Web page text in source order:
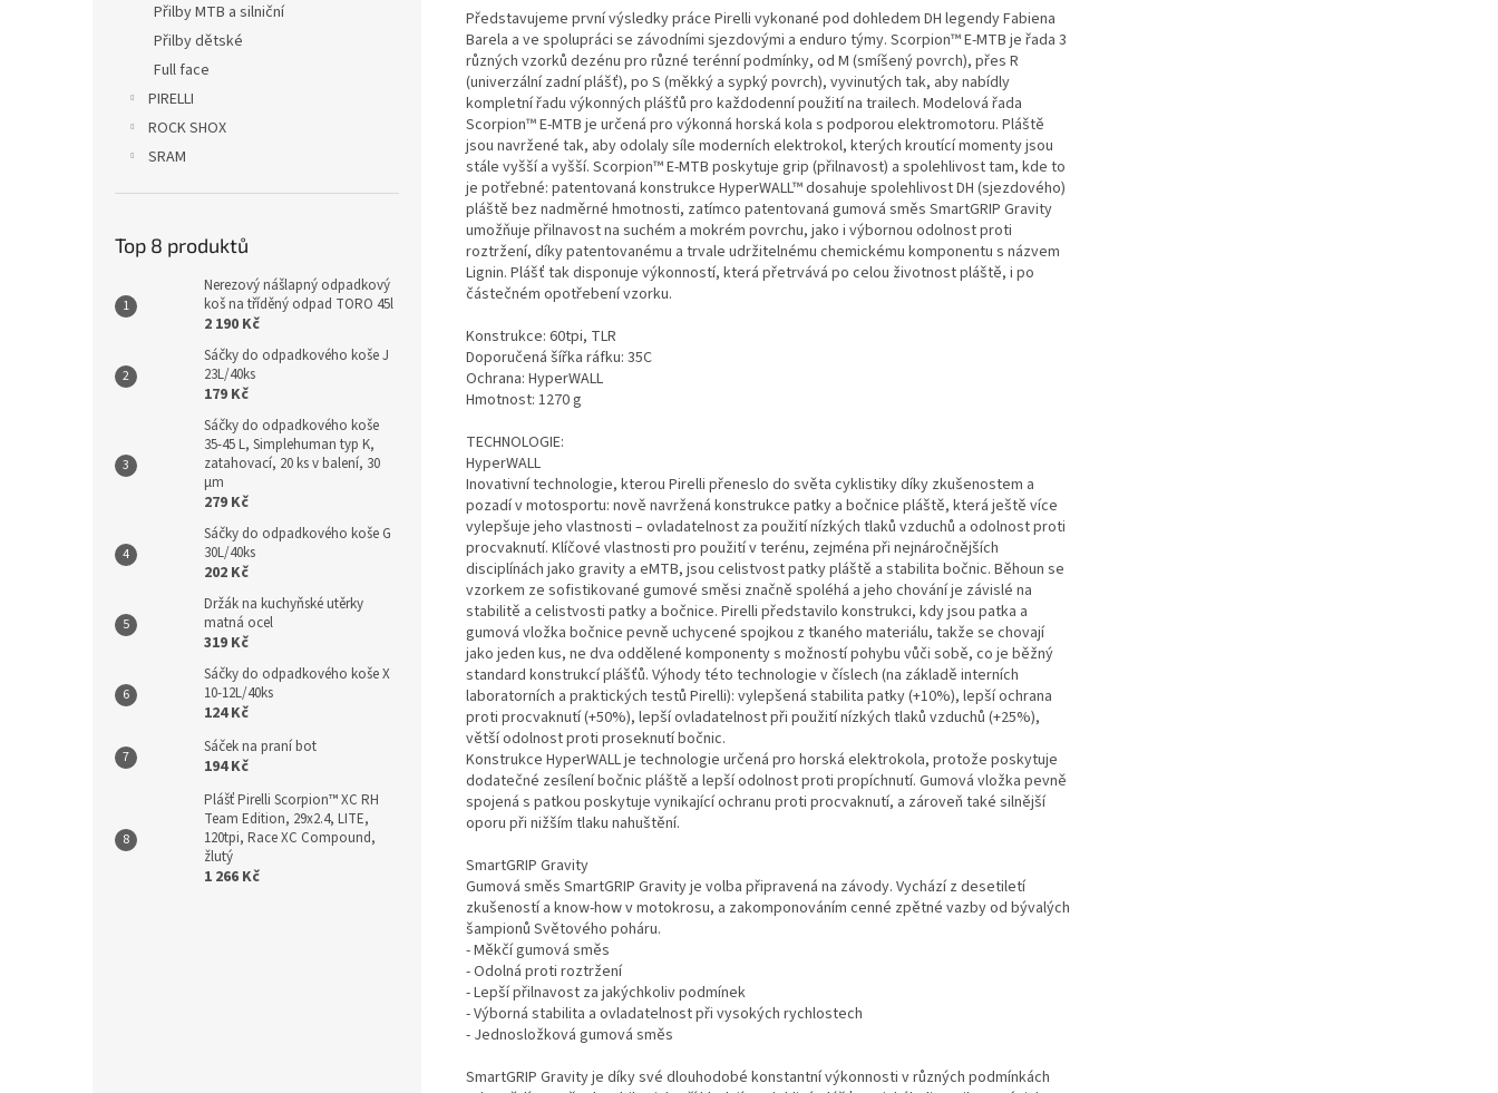
Přilby MTB a silniční
Přilby dětské
Full face
PIRELLI
ROCK SHOX
SRAM
Top 8 produktů
Nerezový nášlapný odpadkový
koš na tříděný odpad TORO 45l
2 190 Kč
Sáčky do odpadkového koše J
23L/40ks
179 Kč
Sáčky do odpadkového koše
35-45 L, Simplehuman typ K,
zatahovací, 20 ks v balení, 30
µm
279 Kč
Sáčky do odpadkového koše G
30L/40ks
202 Kč
Držák na kuchyňské utěrky
matná ocel
319 Kč
Sáčky do odpadkového koše X
10-12L/40ks
124 Kč
Sáček na praní bot
194 Kč
Plášť Pirelli Scorpion™ XC RH
Team Edition, 29x2.4, LITE,
120tpi, Race XC Compound,
žlutý
1 266 Kč
Představujeme první výsledky práce Pirelli vykonané pod dohledem DH legendy Fabiena
Barela a ve spolupráci se závodními sjezdovými a enduro týmy. Scorpion™ E-MTB je řada 3
různých vzorků dezénu pro různé terénní podmínky, od M (smíšený povrch), přes R
(univerzální zadní plášť), po S (měkký a sypký povrch), vyvinutých tak, aby nabídly
kompletní řadu výkonných plášťů pro každodenní použití na trailech. Modelová řada
Scorpion™ E-MTB je určená pro výkonná horská kola s podporou elektromotoru. Pláště
jsou navržené tak, aby odolaly síle moderních elektrokol, kterých kroutící momenty jsou
stále vyšší a vyšší. Scorpion™ E-MTB poskytuje grip (přilnavost) a spolehlivost tam, kde to
je potřebné: patentovaná konstrukce HyperWALL™ dosahuje spolehlivost DH (sjezdového)
pláště bez nadměrné hmotnosti, zatímco patentovaná gumová směs SmartGRIP Gravity
umožňuje přilnavost na suchém a mokrém povrchu, jako i výbornou odolnost proti
roztržení, díky patentovanému a trvale udržitelnému chemickému komponentu s názvem
Lignin. Plášť tak disponuje výkonností, která přetrvává po celou životnost pláště, i po
částečném opotřebení vzorku.
Konstrukce: 60tpi, TLR
Doporučená šířka ráfku: 35C
Ochrana: HyperWALL
Hmotnost: 1270 g
TECHNOLOGIE:
HyperWALL
Inovativní technologie, kterou Pirelli přeneslo do světa cyklistiky díky zkušenostem a
pozadí v motosportu: nově navržená konstrukce patky a bočnice pláště, která ještě více
vylepšuje jeho vlastnosti – ovladatelnost za použití nízkých tlaků vzduchů a odolnost proti
procvaknutí. Klíčové vlastnosti pro použití v terénu, zejména při nejnáročnějších
disciplínách jako gravity a eMTB, jsou celistvost patky pláště a stabilita bočnic. Běhoun se
vzorkem ze sofistikované gumové směsi značně spoléhá a jeho chování je závislé na
stabilitě a celistvosti patky a bočnice. Pirelli představilo konstrukci, kdy jsou patka a
gumová vložka bočnice pevně uchycené spojkou z tkaného materiálu, takže se chovají
jako jeden kus, ne dva oddělené komponenty s možností pohybu vůči sobě, co je běžný
standard konstrukcí plášťů. Výhody této technologie v číslech (na základě interních
laboratorních a praktických testů Pirelli): vylepšená stabilita patky (+10%), lepší ochrana
proti procvaknutí (+50%), lepší ovladatelnost při použití nízkých tlaků vzduchů (+25%),
větší odolnost proti proseknutí bočnic.
Konstrukce HyperWALL je technologie určená pro horská elektrokola, protože poskytuje
dodatečné zesílení bočnic pláště a lepší odolnost proti propíchnutí. Gumová vložka pevně
spojená s patkou poskytuje vynikající ochranu proti procvaknutí, a zároveň také silnější
oporu při nižším tlaku nahuštění.
SmartGRIP Gravity
Gumová směs SmartGRIP Gravity je volba připravená na závody. Vychází z desetiletí
zkušeností a know-how v motokrosu, a zakomponováním cenné zpětné vazby od bývalých
šampionů Světového poháru.
- Měkčí gumová směs
- Odolná proti roztržení
- Lepší přilnavost za jakýchkoliv podmínek
- Výborná stabilita a ovladatelnost při vysokých rychlostech
- Jednosložková gumová směs
SmartGRIP Gravity je díky své dlouhodobé konstantní výkonnosti v různých podmínkách